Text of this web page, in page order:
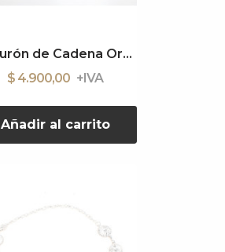
Cinturón de Cadena Organic Dorado
$ 4.900,00
Añadir al carrito